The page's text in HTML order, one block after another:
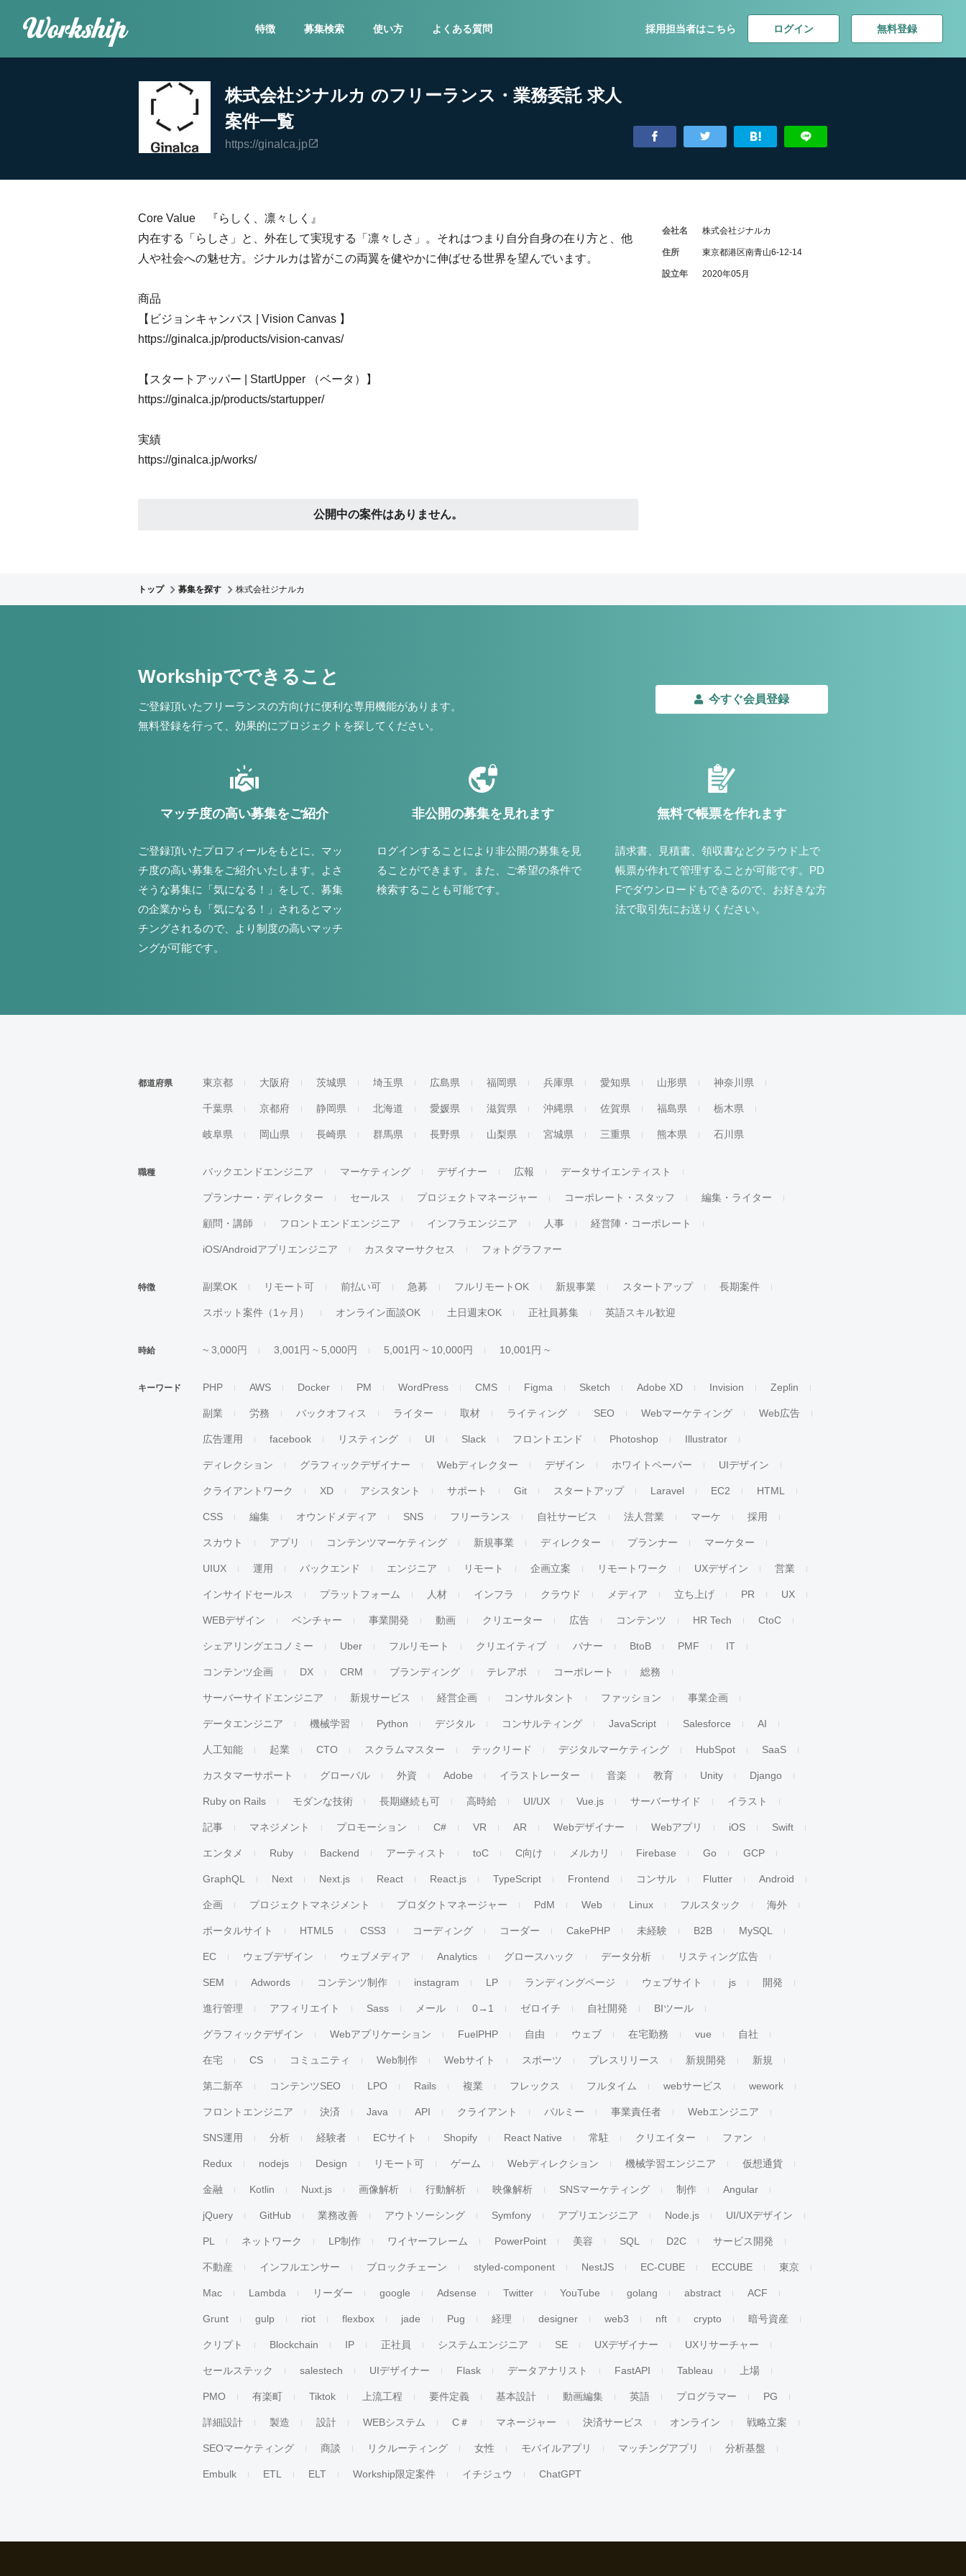
特徴 募集検索 使い方 よくある質問 採用担当者はこちら ログイン 無料登録
株式会社ジナルカ のフリーランス・業務委託 求人
案件一覧
https://ginalca.jp
Core Value 『らしく、凛々しく』
内在する「らしさ」と、外在して実現する「凛々しさ」。それはつまり自分自身の在り方と、他
人や社会への魅せ方。ジナルカは皆がこの両翼を健やかに伸ばせる世界を望んでいます。
商品
【ビジョンキャンバス | Vision Canvas 】
https://ginalca.jp/products/vision-canvas/
【スタートアッパー | StartUpper （ベータ）】
https://ginalca.jp/products/startupper/
実績
https://ginalca.jp/works/
公開中の案件はありません。
会社名 株式会社ジナルカ
住所 東京都港区南青山6-12-14
設立年 2020年05月
トップ 募集を探す 株式会社ジナルカ
Workshipでできること
ご登録頂いたフリーランスの方向けに便利な専用機能があります。
無料登録を行って、効果的にプロジェクトを探してください。
今すぐ会員登録
マッチ度の高い募集をご紹介
ご登録頂いたプロフィールをもとに、マッ
チ度の高い募集をご紹介いたします。よさ
そうな募集に「気になる！」をして、募集
の企業からも「気になる！」されるとマッ
チングされるので、より制度の高いマッチ
ングが可能です。
非公開の募集を見れます
ログインすることにより非公開の募集を見
ることができます。また、ご希望の条件で
検索することも可能です。
無料で帳票を作れます
請求書、見積書、領収書などクラウド上で
帳票が作れて管理することが可能です。PD
Fでダウンロードもできるので、お好きな方
法で取引先にお送りください。
都道府県 東京都 大阪府 茨城県 埼玉県 広島県 福岡県 兵庫県 愛知県 山形県 神奈川県
千葉県 京都府 静岡県 北海道 愛媛県 滋賀県 沖縄県 佐賀県 福島県 栃木県
岐阜県 岡山県 長崎県 群馬県 長野県 山梨県 宮城県 三重県 熊本県 石川県
職種 バックエンドエンジニア マーケティング デザイナー 広報 データサイエンティスト
プランナー・ディレクター セールス プロジェクトマネージャー コーポレート・スタッフ 編集・ライター
顧問・講師 フロントエンドエンジニア インフラエンジニア 人事 経営陣・コーポレート
iOS/Androidアプリエンジニア カスタマーサクセス フォトグラファー
特徴 副業OK リモート可 前払い可 急募 フルリモートOK 新規事業 スタートアップ 長期案件
スポット案件（1ヶ月） オンライン面談OK 土日週末OK 正社員募集 英語スキル歓迎
時給 ~ 3,000円 3,001円 ~ 5,000円 5,001円 ~ 10,000円 10,001円 ~
キーワード PHP AWS Docker PM WordPress CMS Figma Sketch Adobe XD Invision Zeplin
副業 労務 バックオフィス ライター 取材 ライティング SEO Webマーケティング Web広告
広告運用 facebook リスティング UI Slack フロントエンド Photoshop Illustrator
ディレクション グラフィックデザイナー Webディレクター デザイン ホワイトペーパー UIデザイン
クライアントワーク XD アシスタント サポート Git スタートアップ Laravel EC2 HTML
CSS 編集 オウンドメディア SNS フリーランス 自社サービス 法人営業 マーケ 採用
スカウト アプリ コンテンツマーケティング 新規事業 ディレクター プランナー マーケター
UIUX 運用 バックエンド エンジニア リモート 企画立案 リモートワーク UXデザイン 営業
インサイドセールス プラットフォーム 人材 インフラ クラウド メディア 立ち上げ PR UX
WEBデザイン ベンチャー 事業開発 動画 クリエーター 広告 コンテンツ HR Tech CtoC
シェアリングエコノミー Uber フルリモート クリエイティブ バナー BtoB PMF IT
コンテンツ企画 DX CRM ブランディング テレアポ コーポレート 総務
サーバーサイドエンジニア 新規サービス 経営企画 コンサルタント ファッション 事業企画
データエンジニア 機械学習 Python デジタル コンサルティング JavaScript Salesforce AI
人工知能 起業 CTO スクラムマスター テックリード デジタルマーケティング HubSpot SaaS
カスタマーサポート グローバル 外資 Adobe イラストレーター 音楽 教育 Unity Django
Ruby on Rails モダンな技術 長期継続も可 高時給 UI/UX Vue.js サーバーサイド イラスト
記事 マネジメント プロモーション C# VR AR Webデザイナー Webアプリ iOS Swift
エンタメ Ruby Backend アーティスト toC C向け メルカリ Firebase Go GCP
GraphQL Next Next.js React React.js TypeScript Frontend コンサル Flutter Android
企画 プロジェクトマネジメント プロダクトマネージャー PdM Web Linux フルスタック 海外
ポータルサイト HTML5 CSS3 コーディング コーダー CakePHP 未経験 B2B MySQL
EC ウェブデザイン ウェブメディア Analytics グロースハック データ分析 リスティング広告
SEM Adwords コンテンツ制作 instagram LP ランディングページ ウェブサイト js 開発
進行管理 アフィリエイト Sass メール 0→1 ゼロイチ 自社開発 BIツール
グラフィックデザイン Webアプリケーション FuelPHP 自由 ウェブ 在宅勤務 vue 自社
在宅 CS コミュニティ Web制作 Webサイト スポーツ プレスリリース 新規開発 新規
第二新卒 コンテンツSEO LPO Rails 複業 フレックス フルタイム webサービス wework
フロントエンジニア 決済 Java API クライアント パルミー 事業責任者 Webエンジニア
SNS運用 分析 経験者 ECサイト Shopify React Native 常駐 クリエイター ファン
Redux nodejs Design リモート可 ゲーム Webディレクション 機械学習エンジニア 仮想通貨
金融 Kotlin Nuxt.js 画像解析 行動解析 映像解析 SNSマーケティング 制作 Angular
jQuery GitHub 業務改善 アウトソーシング Symfony アプリエンジニア Node.js UI/UXデザイン
PL ネットワーク LP制作 ワイヤーフレーム PowerPoint 美容 SQL D2C サービス開発
不動産 インフルエンサー ブロックチェーン styled-component NestJS EC-CUBE ECCUBE 東京
Mac Lambda リーダー google Adsense Twitter YouTube golang abstract ACF
Grunt gulp riot flexbox jade Pug 経理 designer web3 nft crypto 暗号資産
クリプト Blockchain IP 正社員 システムエンジニア SE UXデザイナー UXリサーチャー
セールステック salestech UIデザイナー Flask データアナリスト FastAPI Tableau 上場
PMO 有楽町 Tiktok 上流工程 要件定義 基本設計 動画編集 英語 プログラマー PG
詳細設計 製造 設計 WEBシステム C＃ マネージャー 決済サービス オンライン 戦略立案
SEOマーケティング 商談 リクルーティング 女性 モバイルアプリ マッチングアプリ 分析基盤
Embulk ETL ELT Workship限定案件 イチジュウ ChatGPT